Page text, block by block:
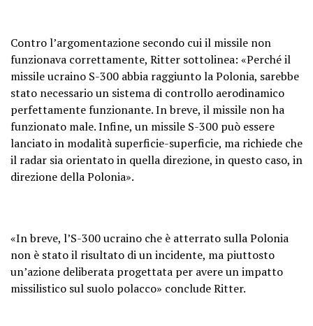
Contro l’argomentazione secondo cui il missile non
funzionava correttamente, Ritter sottolinea: «Perché il
missile ucraino S-300 abbia raggiunto la Polonia, sarebbe
stato necessario un sistema di controllo aerodinamico
perfettamente funzionante. In breve, il missile non ha
funzionato male. Infine, un missile S-300 può essere
lanciato in modalità superficie-superficie, ma richiede che
il radar sia orientato in quella direzione, in questo caso, in
direzione della Polonia».
«In breve, l’S-300 ucraino che è atterrato sulla Polonia
non è stato il risultato di un incidente, ma piuttosto
un’azione deliberata progettata per avere un impatto
missilistico sul suolo polacco» conclude Ritter.